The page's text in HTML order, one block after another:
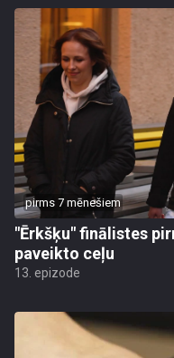
pirms 7 mēnešiem
"Ērkšķu" finālistes
paveikto ceļu
13. epizode